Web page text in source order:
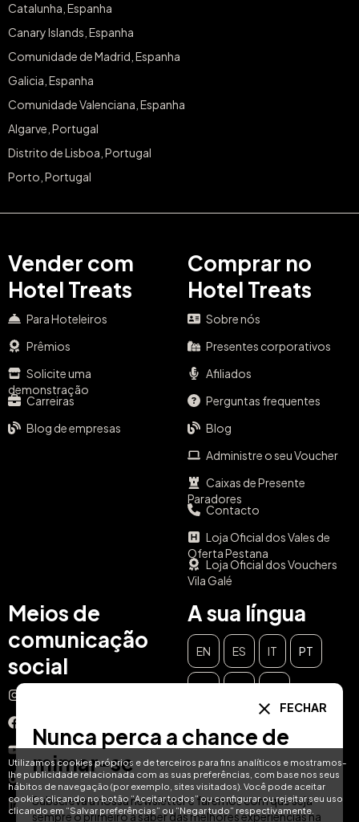
Utilizamos cookies próprios e de terceiros para fins analíticos e mostramos-
lhe publicidade relacionada com as suas preferências, com base nos seus
hábitos de navegação (por exemplo, sites visitados). Você pode aceitar
cookies clicando no botão “Aceitar todos” ou configurar ou rejeitar seu uso
clicando em “Salvar preferências” ou “Negar tudo” respectivamente.
Catalunha, Espanha
Canary Islands, Espanha
Comunidade de Madrid, Espanha
Galicia, Espanha
Comunidade Valenciana, Espanha
Algarve, Portugal
Distrito de Lisboa, Portugal
Porto, Portugal
Vender com
Hotel Treats
Para Hoteleiros
Prêmios
Solicite uma
demonstração
Carreiras
Blog de empresas
Comprar no
Hotel Treats
Sobre nós
Presentes corporativos
Afiliados
Perguntas frequentes
Blog
Administre o seu Voucher
Caixas de Presente
Paradores
Contacto
Loja Oficial dos Vales de
Oferta Pestana
Loja Oficial dos Vouchers
Vila Galé
Meios de
comunicação
social
YouTube
TikTok
LinkedIn
A sua língua
EN ES IT PT
FECHAR
Nunca perca a chance de
mimar-se
Subscreva a nossa newsletter e faremos com que seja
sempre o primeiro a saber das melhores experiências na